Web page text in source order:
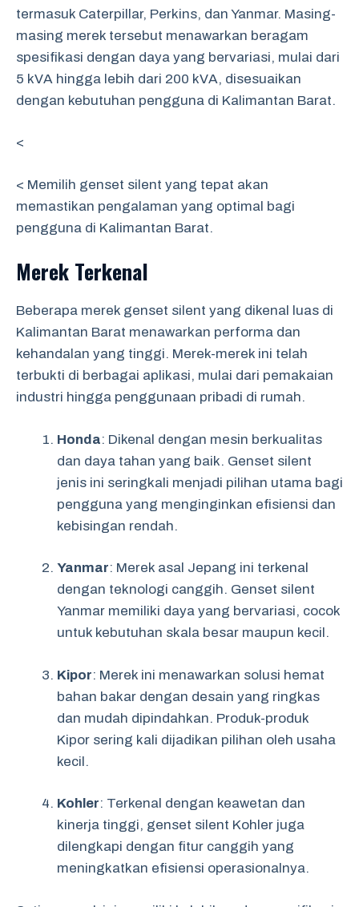
termasuk Caterpillar, Perkins, dan Yanmar. Masing-
masing merek tersebut menawarkan beragam
spesifikasi dengan daya yang bervariasi, mulai dari
5 kVA hingga lebih dari 200 kVA, disesuaikan
dengan kebutuhan pengguna di Kalimantan Barat.
<
< Memilih genset silent yang tepat akan
memastikan pengalaman yang optimal bagi
pengguna di Kalimantan Barat.
Merek Terkenal
Beberapa merek genset silent yang dikenal luas di
Kalimantan Barat menawarkan performa dan
kehandalan yang tinggi. Merek-merek ini telah
terbukti di berbagai aplikasi, mulai dari pemakaian
industri hingga penggunaan pribadi di rumah.
Honda: Dikenal dengan mesin berkualitas
dan daya tahan yang baik. Genset silent
jenis ini seringkali menjadi pilihan utama bagi
pengguna yang menginginkan efisiensi dan
kebisingan rendah.
Yanmar: Merek asal Jepang ini terkenal
dengan teknologi canggih. Genset silent
Yanmar memiliki daya yang bervariasi, cocok
untuk kebutuhan skala besar maupun kecil.
Kipor: Merek ini menawarkan solusi hemat
bahan bakar dengan desain yang ringkas
dan mudah dipindahkan. Produk-produk
Kipor sering kali dijadikan pilihan oleh usaha
kecil.
Kohler: Terkenal dengan keawetan dan
kinerja tinggi, genset silent Kohler juga
dilengkapi dengan fitur canggih yang
meningkatkan efisiensi operasionalnya.